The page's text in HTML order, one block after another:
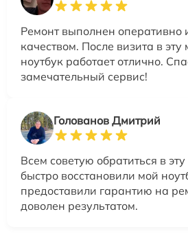
Ремонт выполнен оперативно
качеством. После визита в
ноутбук работает отлично.
замечательный сервис!
Голованов Дмитрий
Всем советую обратиться в
быстро восстановили мой
предоставили гарантию на
доволен результатом.